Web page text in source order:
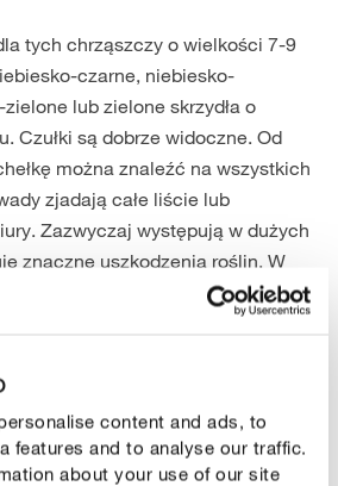
content and ads, to
features and to analyse our traffic.
about your use of our site
tych chrząszczy o wielkości 7-9
czarne, niebiesko-
lub zielone skrzydła o
Czułki są dobrze widoczne. Od
można znaleźć na wszystkich
zjadają całe liście lub
Zazwyczaj występują w dużych
znaczne uszkodzenia roślin. W
pogodowych chrząszcze
intensywnie. Składają jaja
charakterystyczne uszkodzenia
wygryzionych „okienek”.